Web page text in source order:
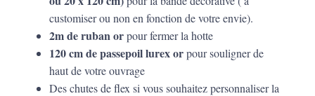
customiser ou non en fonction de votre envie).
2m de ruban orpour fermer la hotte
120 cm de passepoil lurex orpour souligner de
haut de votre ouvrage
Des chutes de flex si vous souhaitez personnaliser la